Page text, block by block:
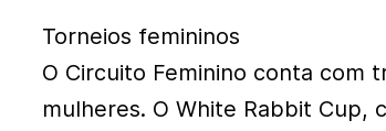
Torneios femininos
O Circuito Feminino conta com
mulheres. O White Rabbit Cup,